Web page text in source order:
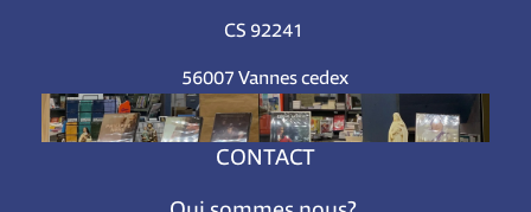
CS 92241
56007 Vannes cedex
CONTACT